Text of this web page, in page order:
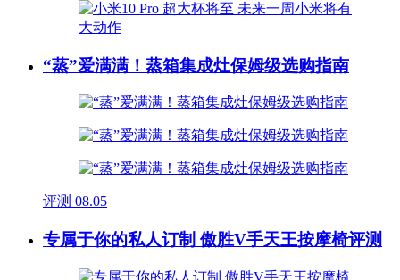
“蒸”爱满满！蒸箱集成灶保姆级选购指南
评测 08.05
专属于你的私人订制 傲胜V手天王按摩椅评测